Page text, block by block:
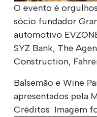
O evento é
sócio fundador
automotivo
SYZ Bank, The
Construction,
Balsemão e Wine
apresentados pela
Créditos: Imagem